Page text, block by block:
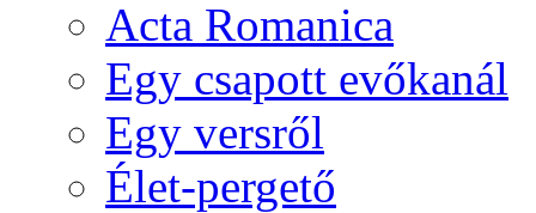
Acta Romanica
Egy csapott evőkanál
Egy versről
Élet-pergető